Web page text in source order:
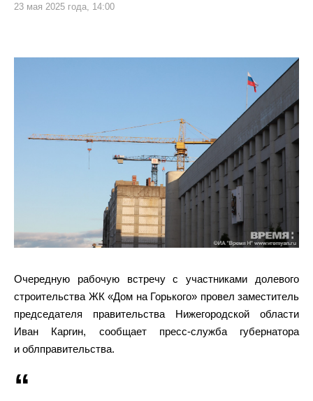
23 мая 2025 года, 14:00
Очередную рабочую встречу с участниками долевого
строительства ЖК «Дом на Горького» провел заместитель
председателя правительства Нижегородской области
Иван Каргин, сообщает пресс-служба губернатора
и облправительства.